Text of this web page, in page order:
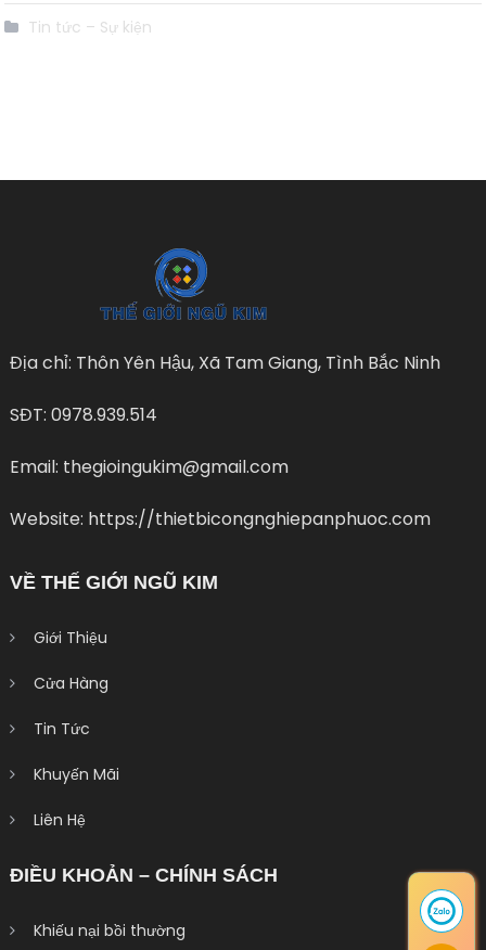
Tin tức – Sự kiện
Địa chỉ: Thôn Yên Hậu, Xã Tam Giang, Tình Bắc Ninh
SĐT: 0978.939.514
Email: thegioingukim@gmail.com
Website: https://thietbicongnghiepanphuoc.com
VỀ THẾ GIỚI NGŨ KIM
Giới Thiệu
Cửa Hàng
Tin Tức
Khuyến Mãi
Liên Hệ
ĐIỀU KHOẢN – CHÍNH SÁCH
Khiếu nại bồi thường